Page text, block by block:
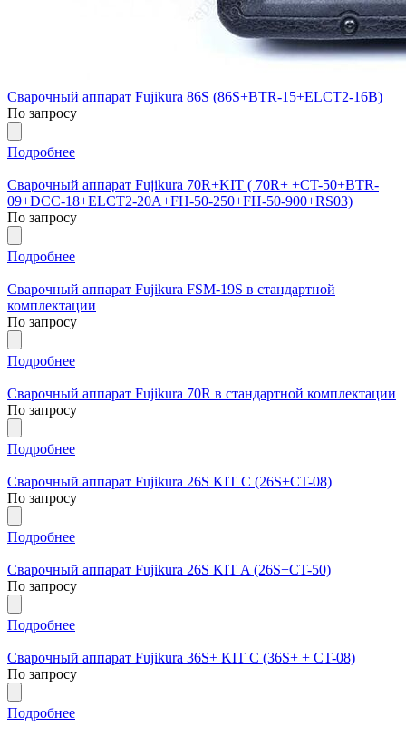
Сварочный аппарат Fujikura 86S (86S+BTR-15+ELCT2-16B)
По запросу
Подробнее
Сварочный аппарат Fujikura 70R+KIT ( 70R+ +CT-50+BTR-
09+DCC-18+ELCT2-20A+FH-50-250+FH-50-900+RS03)
По запросу
Подробнее
Сварочный аппарат Fujikura FSM-19S в стандартной
комплектации
По запросу
Подробнее
Сварочный аппарат Fujikura 70R в стандартной комплектации
По запросу
Подробнее
Сварочный аппарат Fujikura 26S KIT C (26S+СT-08)
По запросу
Подробнее
Сварочный аппарат Fujikura 26S KIT A (26S+СT-50)
По запросу
Подробнее
Сварочный аппарат Fujikura 36S+ KIT C (36S+ + CT-08)
По запросу
Подробнее